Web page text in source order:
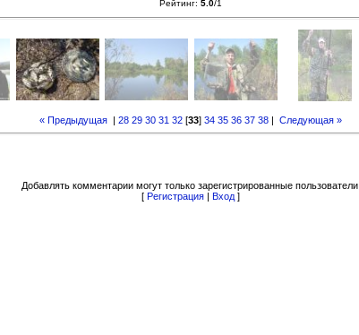
Рейтинг: 5.0/1
« Предыдущая | 28 29 30 31 32 [33] 34 35 36 37 38 | Следующая »
Добавлять комментарии могут только зарегистрированные пользователи.
[ Регистрация Вход ]